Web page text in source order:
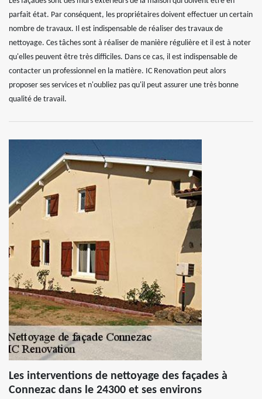
parfait état. Par conséquent, les propriétaires doivent effectuer un certain
nombre de travaux. Il est indispensable de réaliser des travaux de
nettoyage. Ces tâches sont à réaliser de manière régulière et il est à noter
qu'elles peuvent être très difficiles. Dans ce cas, il est indispensable de
contacter un professionnel en la matière. IC Renovation peut alors
proposer ses services et n'oubliez pas qu'il peut assurer une très bonne
qualité de travail.
Les interventions de nettoyage des façades à
Connezac dans le 24300 et ses environs